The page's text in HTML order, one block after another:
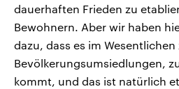
dauerhaften Frieden zu
Bewohnern. Aber wir haben
dazu, dass es im Wesentlichen
Bevölkerungsumsiedlungen,
kommt, und das ist natürlich